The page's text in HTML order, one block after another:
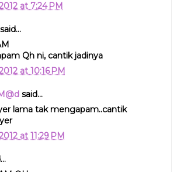
at 7:24 PM
Qh ni, cantik jadinya
at 10:16 PM
said...
lama tak mengapam..cantik
at 11:29 PM